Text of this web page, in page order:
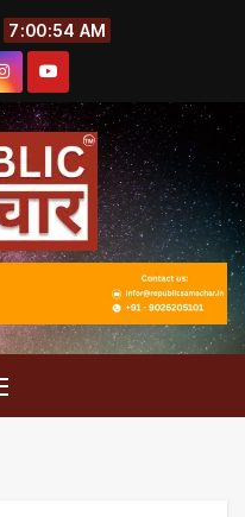
7:00:55 AM